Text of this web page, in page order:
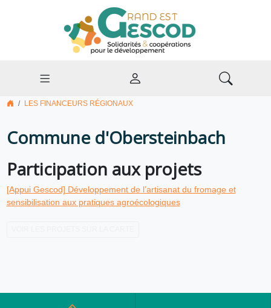
LES FINANCEURS RÉGIONAUX
Commune d'Obersteinbach
Participation aux projets
[Appui Gescod] Développement de l’artisanat du fromage et
sensibilisation aux pratiques agroécologiques